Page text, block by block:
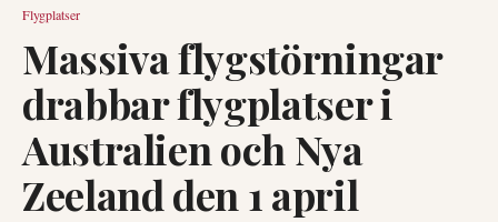
Flygplatser
Massiva flygstörningar
drabbar flygplatser i
Australien och Nya
Zeeland den 1 april